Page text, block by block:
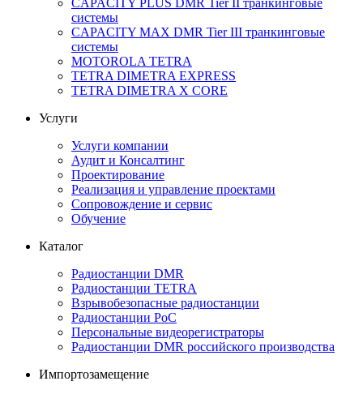
CAPACITY PLUS DMR Tier II транкинговые
системы
CAPACITY MAX DMR Tier III транкинговые
системы
MOTOROLA TETRA
TETRA DIMETRA EXPRESS
TETRA DIMETRA X CORE
Услуги
Услуги компании
Аудит и Консалтинг
Проектирование
Реализация и управление проектами
Сопровождение и сервис
Обучение
Каталог
Радиостанции DMR
Радиостанции TETRA
Взрывобезопасные радиостанции
Радиостанции PoC
Персональные видеорегистраторы
Радиостанции DMR российского производства
Импортозамещение